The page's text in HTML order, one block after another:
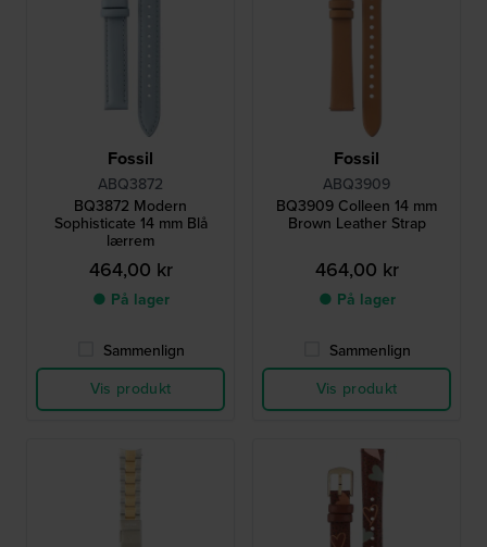
Fossil
ABQ3872
BQ3872 Modern
Sophisticate 14 mm Blå
lærrem
464,00 kr
● På lager
Sammenlign
Vis produkt
Fossil
ABQ3909
BQ3909 Colleen 14 mm
Brown Leather Strap
464,00 kr
● På lager
Sammenlign
Vis produkt